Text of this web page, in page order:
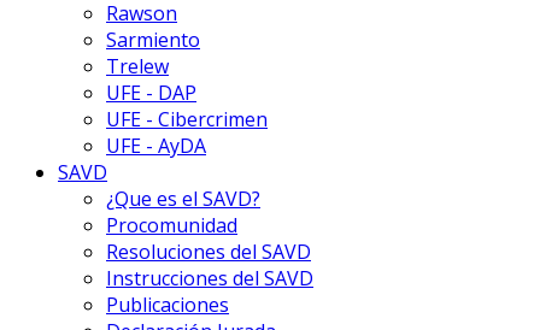
Rawson
Sarmiento
Trelew
UFE - DAP
UFE - Cibercrimen
UFE - AyDA
SAVD
¿Que es el SAVD?
Procomunidad
Resoluciones del SAVD
Instrucciones del SAVD
Publicaciones